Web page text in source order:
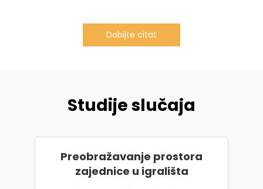
Dobijte citat
Studije slučaja
Preobražavanje prostora
zajednice u igrališta